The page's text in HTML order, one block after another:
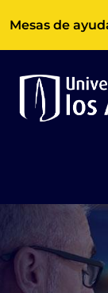
contenido
Mesas de